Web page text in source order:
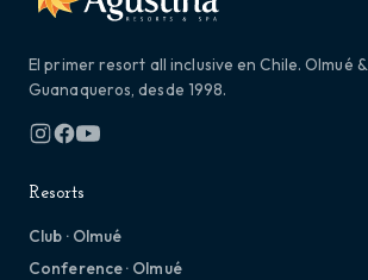
El primer resort all inclusive en Chile. Olmué &
Guanaqueros, desde 1998.
Resorts
Club · Olmué
Conference · Olmué